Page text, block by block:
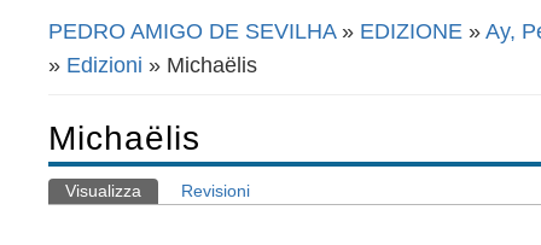
Tu sei qui
PEDRO AMIGO DE SEVILHA» EDIZIONE » Ay,
» Edizioni » Michaëlis
Michaëlis
Schede primarie
Visualizza (scheda attiva)
Revisioni